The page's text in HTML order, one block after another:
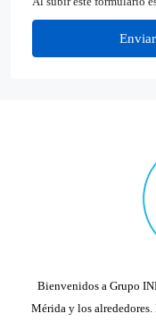
Bienvenidos a Grupo
Mérida y los